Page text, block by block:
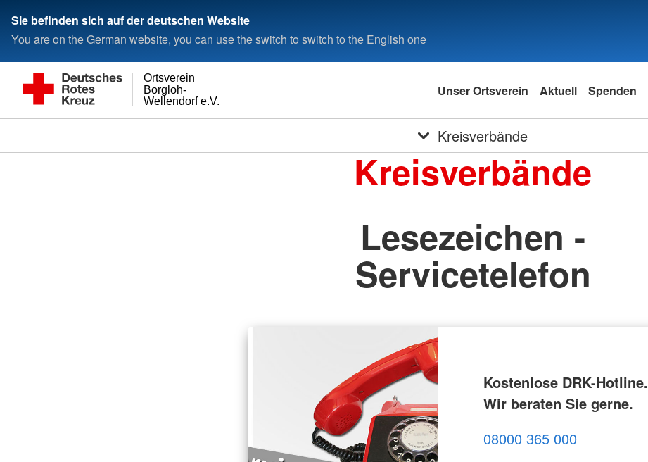
Sie befinden sich auf der deutschen Website
You are on the German website, you can use the switch to switch to the English one
Wellendorf e.V.
Borgloh-
Ortsverein
Unser Ortsverein Aktuell Spenden
Kreisverbände
Kreisverbände
Lesezeichen -
Servicetelefon
Kostenlose DRK-Hotline.
Wir beraten Sie gerne.
08000 365 000